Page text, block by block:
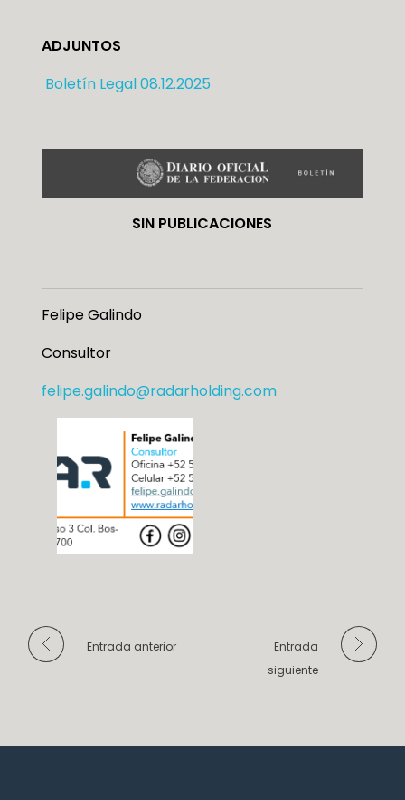
ADJUNTOS
Boletín Legal 08.12.2025
SIN PUBLICACIONES
Felipe Galindo
Consultor
felipe.galindo@radarholding.com
Entrada anterior
Entrada
siguiente